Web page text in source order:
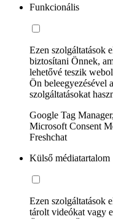
Funkcionális
Ezen szolgáltatások
biztosítani Önnek,
lehetővé teszik
Ön beleegyezésével
szolgáltatásokat
Google Tag
Microsoft Consent
Freshchat
Külső médiatartalom
Ezen szolgáltatások
tárolt videókat vagy